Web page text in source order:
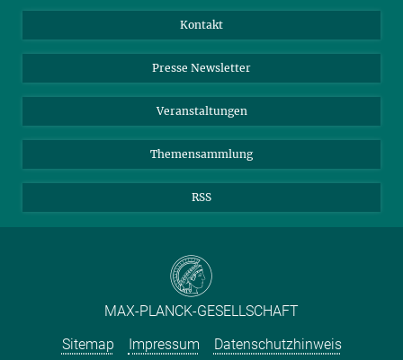
Meldestelle Fehlverhalten
YouTube
Kontakt
Presse Newsletter
Veranstaltungen
Themensammlung
RSS
MAX-PLANCK-GESELLSCHAFT
Sitemap
Impressum Datenschutzhinweis